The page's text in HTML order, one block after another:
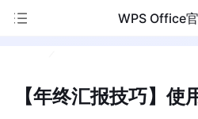
WPS Office
【年终汇报技巧】使